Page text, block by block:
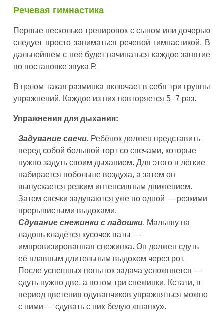
Речевая гимнастика
Первые несколько тренировок с сыном или дочерью
следует просто заниматься речевой гимнастикой. В
дальнейшем с неё будет начинаться каждое занятие
по постановке звука Р.
В целом такая разминка включает в себя три группы
упражнений. Каждое из них повторяется 5–7 раз.
Упражнения для дыхания:
Задувание свечи. Ребёнок должен представить
перед собой большой торт со свечами, которые
нужно задуть своим дыханием. Для этого в лёгкие
набирается побольше воздуха, а затем он
выпускается резким интенсивным движением.
Затем свечки задуваются уже по одной — резкими
прерывистыми выдохами.
Сдувание снежинки с ладошки. Малышу на
ладонь кладётся кусочек ваты —
импровизированная снежинка. Он должен сдуть
её плавным длительным выдохом через рот.
После успешных попыток задача усложняется —
сдуть нужно две, а потом три снежинки. Кстати, в
период цветения одуванчиков упражняться можно
с ними — сдувать с них белую «шапку».